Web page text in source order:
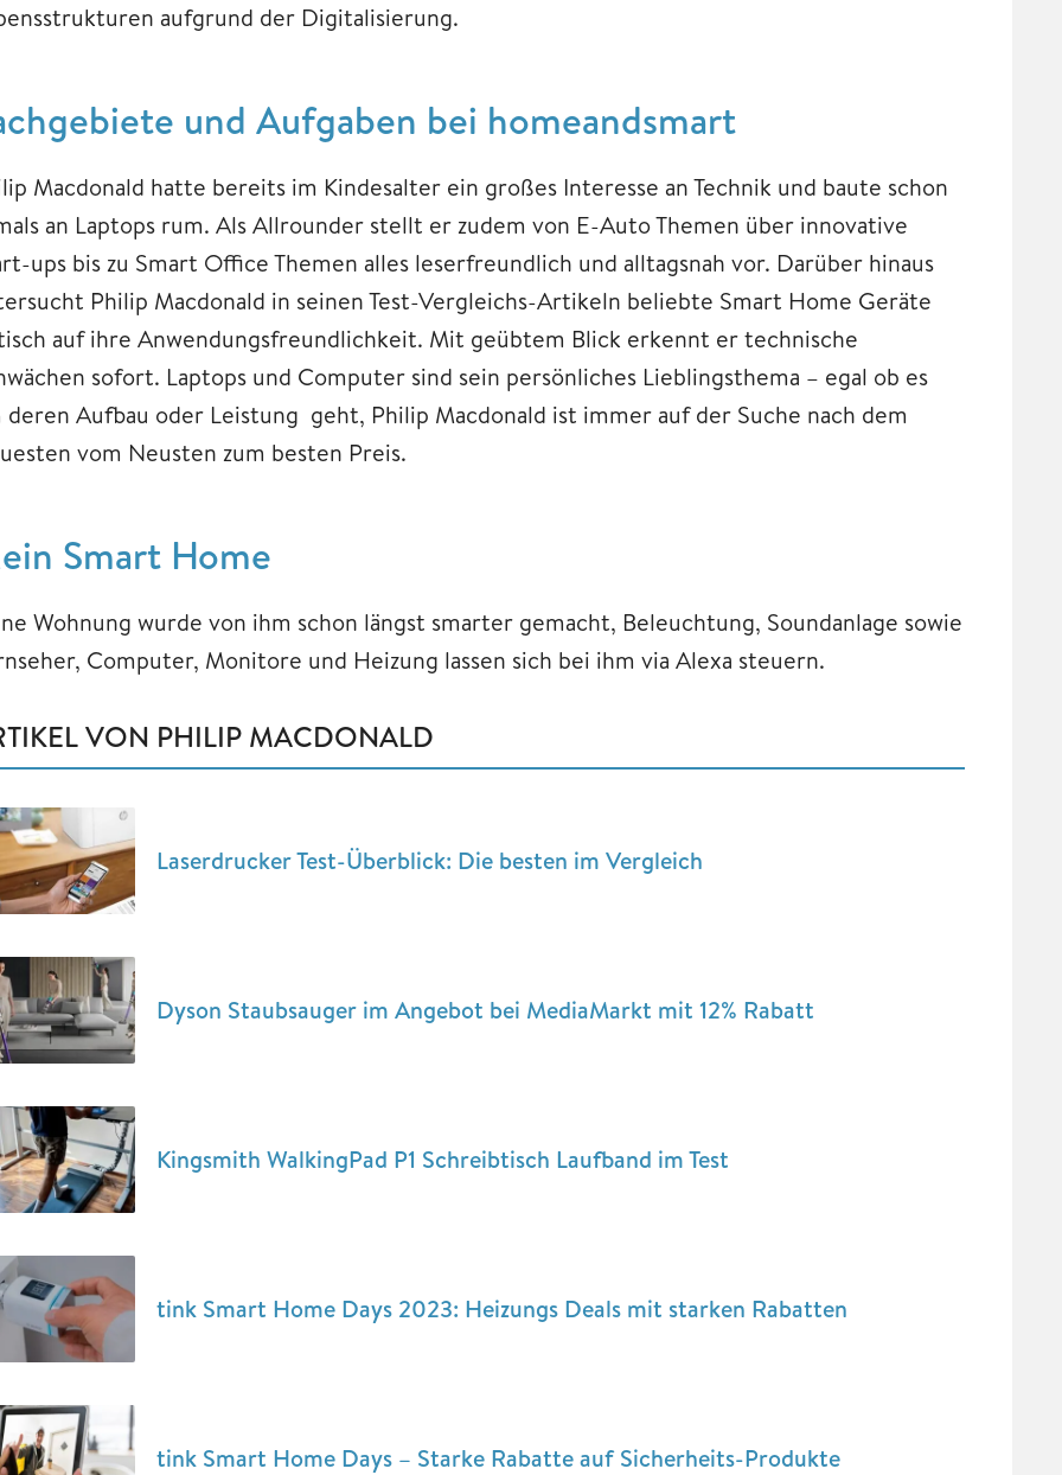
aufgrund der Digitalisierung.
und Aufgaben bei homeandsmart
Macdonald hatte bereits im Kindesalter ein großes Interesse an Technik und baute schon
an Laptops rum. Als Allrounder stellt er zudem von E-Auto Themen über innovative
ups bis zu Smart Office Themen alles leserfreundlich und alltagsnah vor. Darüber hinaus
Philip Macdonald in seinen Test-Vergleichs-Artikeln beliebte Smart Home Geräte
auf ihre Anwendungsfreundlichkeit. Mit geübtem Blick erkennt er technische
sofort. Laptops und Computer sind sein persönliches Lieblingsthema – egal ob es
deren Aufbau oder Leistung geht, Philip Macdonald ist immer auf der Suche nach dem
vom Neusten zum besten Preis.
Smart Home
Wohnung wurde von ihm schon längst smarter gemacht, Beleuchtung, Soundanlage sowie
Computer, Monitore und Heizung lassen sich bei ihm via Alexa steuern.
VON PHILIP MACDONALD
Laserdrucker Test-Überblick: Die besten im Vergleich
Dyson Staubsauger im Angebot bei MediaMarkt mit 12% Rabatt
Kingsmith WalkingPad P1 Schreibtisch Laufband im Test
tink Smart Home Days 2023: Heizungs Deals mit starken Rabatten
tink Smart Home Days – Starke Rabatte auf Sicherheits-Produkte